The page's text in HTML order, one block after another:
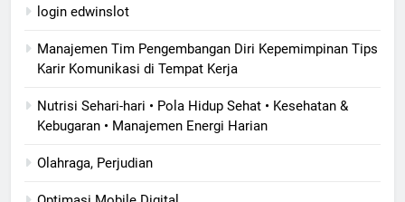
login edwinslot
Manajemen Tim Pengembangan Diri Kepemimpinan Tips
Karir Komunikasi di Tempat Kerja
Nutrisi Sehari-hari • Pola Hidup Sehat • Kesehatan &
Kebugaran • Manajemen Energi Harian
Olahraga, Perjudian